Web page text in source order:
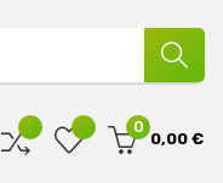
0
0,00 €